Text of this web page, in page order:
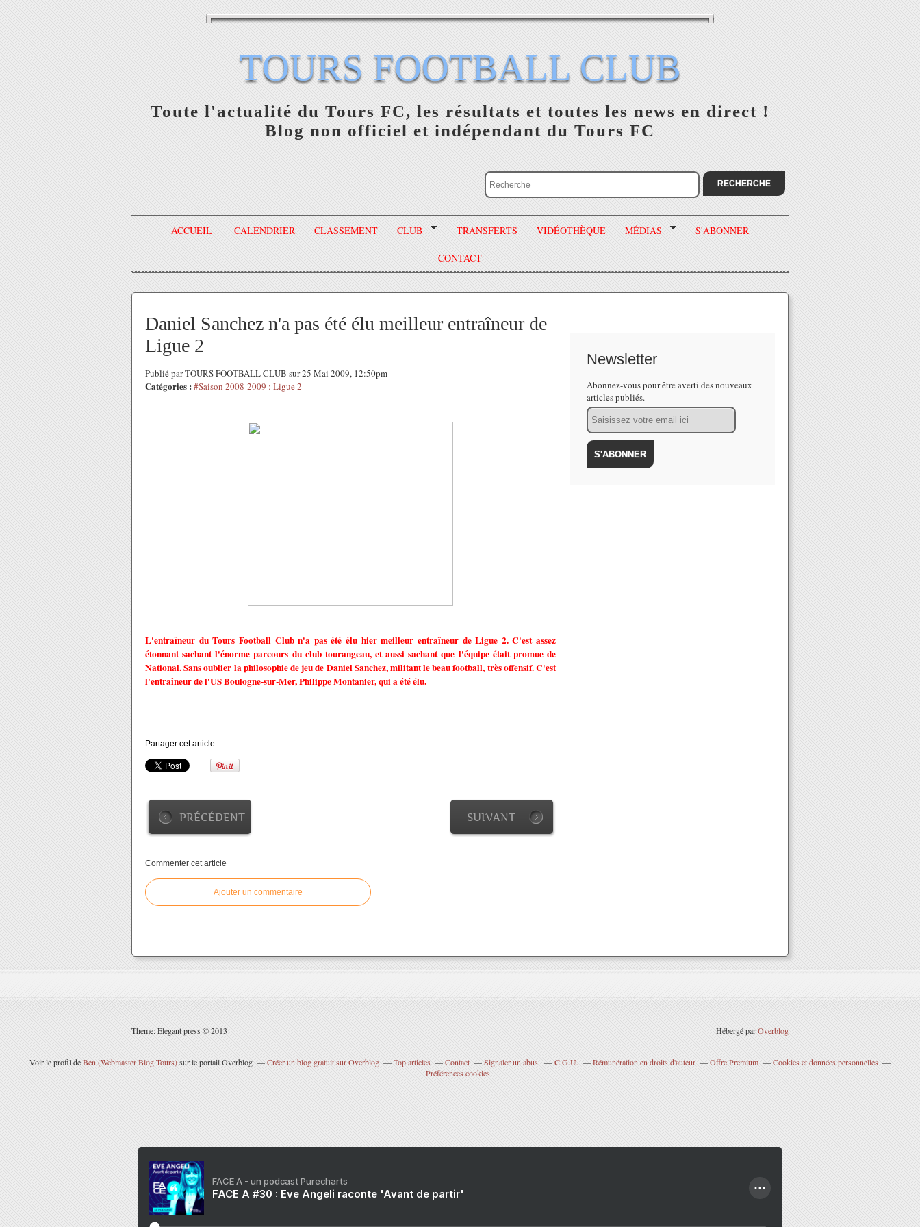
TOURS FOOTBALL CLUB
Toute l'actualité du Tours FC, les résultats et toutes les news en direct !
Blog non officiel et indépendant du Tours FC
ACCUEIL CALENDRIER CLASSEMENT CLUB TRANSFERTS VIDÉOTHÈQUE MÉDIAS S'ABONNER
CONTACT
Daniel Sanchez n'a pas été élu meilleur entraîneur de
Ligue 2
Publié par TOURS FOOTBALL CLUB sur 25 Mai 2009, 12:50pm
Catégories : #Saison 2008-2009 : Ligue 2
L'entraîneur du Tours Football Club n'a pas été élu hier meilleur entraîneur de Ligue 2. C'est assez
étonnant sachant l'énorme parcours du club tourangeau, et aussi sachant que l'équipe était promue de
National. Sans oublier la philosophie de jeu de Daniel Sanchez, militant le beau football, très offensif. C'est
l'entraîneur de l'US Boulogne-sur-Mer, Philippe Montanier, qui a été élu.
Partager cet article
PRÉCÉDENT SUIVANT
Commenter cet article
Ajouter un commentaire
Newsletter
Abonnez-vous pour être averti des nouveaux
articles publiés.
Email
Theme: Elegant press © 2013 Hébergé parOverblog
Voir le profil deBen (Webmaster Blog Tours)sur le portail Overblog Créer un blog gratuit sur Overblog Top articles Contact Signaler un abus C.G.U. Rémunération en droits d'auteur Offre Premium
Cookies et données personnelles
Préférences cookies
FACE A - un podcast Purecharts
FACE A #30 : Eve Angeli raconte "Avant de partir"